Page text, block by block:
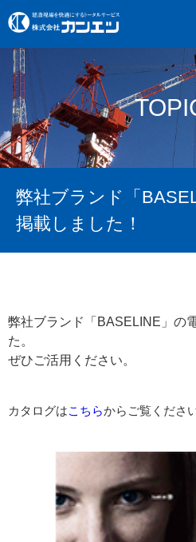
弊社ブランド「
掲載しました！
弊社ブランド「BASELINE」の
た。
ぜひご活用ください。
カタログはこちらからご覧ください